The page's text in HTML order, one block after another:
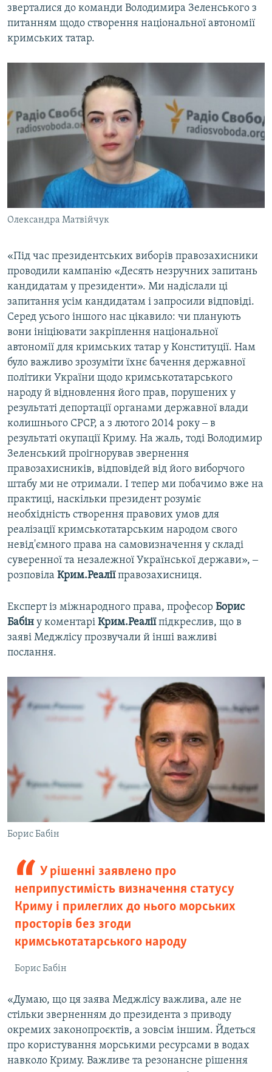
зверталися до команди Володимира Зеленського з
питанням щодо створення національної автономії
кримських татар.
Олександра Матвійчук
«Під час президентських виборів правозахисники
проводили кампанію «Десять незручних запитань
кандидатам у президенти». Ми надіслали ці
запитання усім кандидатам і запросили відповіді.
Серед усього іншого нас цікавило: чи планують
вони ініціювати закріплення національної
автономії для кримських татар у Конституції. Нам
було важливо зрозуміти їхнє бачення державної
політики України щодо кримськотатарського
народу й відновлення його прав, порушених у
результаті депортації органами державної влади
колишнього СРСР, а з лютого 2014 року ‒ в
результаті окупації Криму. На жаль, тоді Володимир
Зеленський проігнорував звернення
правозахисників, відповідей від його виборчого
штабу ми не отримали. І тепер ми побачимо вже на
практиці, наскільки президент розуміє
необхідність створення правових умов для
реалізації кримськотатарським народом свого
невід'ємного права на самовизначення у складі
суверенної та незалежної Української держави», ‒
розповіла Крим.Реаліїправозахисниця.
Експерт із міжнародного права, професор Борис
Бабін у коментарі Крим.Реаліїпідкреслив, що в
заяві Меджлісу прозвучали й інші важливі
послання.
Борис Бабін
У рішенні заявлено про
неприпустимість визначення статусу
Криму і прилеглих до нього морських
просторів без згоди
кримськотатарського народу
Борис Бабін
«Думаю, що ця заява Меджлісу важлива, але не
стільки зверненням до президента з приводу
окремих законопроєктів, а зовсім іншим. Йдеться
про користування морськими ресурсами в водах
навколо Криму. Важливе та резонансне рішення